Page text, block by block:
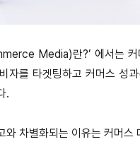
Media)란?’ 에서는
자를 타겟팅하고 커머스 성
.
차별화되는 이유는 커머스